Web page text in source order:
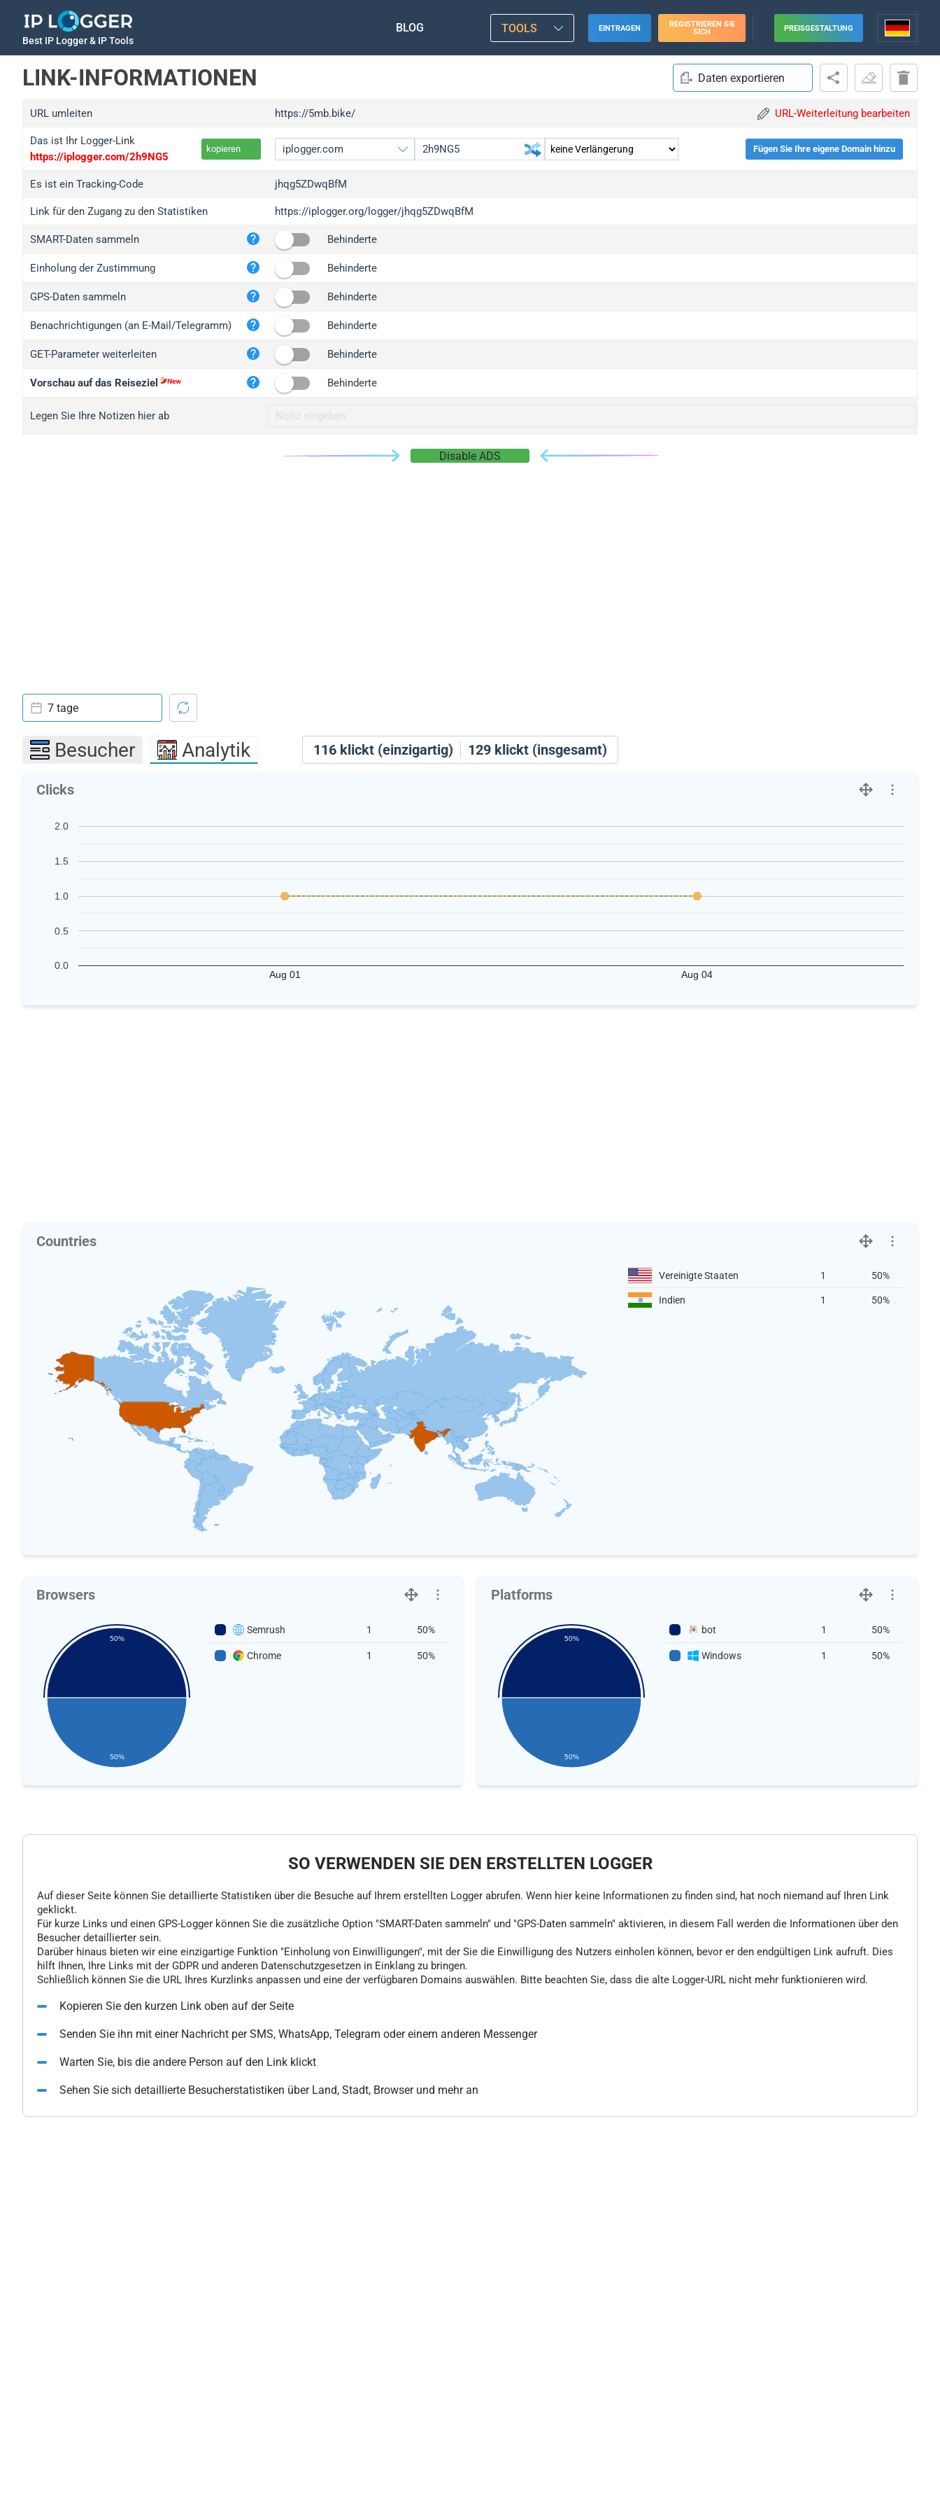
Best IP Logger & IP Tools
BLOG TOOLS EINTRAGEN
REGISTRIEREN SIE
SICH
PREISGESTALTUNG
LINK-INFORMATIONEN Daten exportieren
URL umleiten https://5mb.bike/ URL-Weiterleitung bearbeiten
Das ist Ihr Logger-Link
https://iplogger.com/2h9NG5
kopieren
iplogger.org
wl.gl
ed.tc
iplogger.com
iplogger.co
2no.co
yip.su
iplogger.info
Fügen Sie Ihre eigene Domain hinzu
Es ist ein Tracking-Code jhqg5ZDwqBfM
Link für den Zugang zu den Statistiken https://iplogger.org/logger/jhqg5ZDwqBfM
SMART-Daten sammeln Behinderte
Einholung der Zustimmung Behinderte
GPS-Daten sammeln Behinderte
Benachrichtigungen (an E-Mail/Telegramm) Behinderte
GET-Parameter weiterleiten Behinderte
Vorschau auf das Reiseziel Behinderte
Legen Sie Ihre Notizen hier ab
Disable ADS
116 klickt (einzigartig) 129 klickt (insgesamt)
7 tage
Besucher Analytik
Clicks
Aug 01 Aug 04
0.0
0.5
1.0
1.5
2.0
Countries
Vereinigte Staaten 1 50%
Indien 1 50%
Browsers
50%
50%
Semrush 1 50%
Chrome 1 50%
Platforms
50%
50%
bot 1 50%
Windows 1 50%
SO VERWENDEN SIE DEN ERSTELLTEN LOGGER
Auf dieser Seite können Sie detaillierte Statistiken über die Besuche auf Ihrem erstellten Logger abrufen. Wenn hier keine Informationen zu finden sind, hat noch niemand auf Ihren Link
geklickt.
Für kurze Links und einen GPS-Logger können Sie die zusätzliche Option "SMART-Daten sammeln" und "GPS-Daten sammeln" aktivieren, in diesem Fall werden die Informationen über den
Besucher detaillierter sein.
Darüber hinaus bieten wir eine einzigartige Funktion "Einholung von Einwilligungen", mit der Sie die Einwilligung des Nutzers einholen können, bevor er den endgültigen Link aufruft. Dies
hilft Ihnen, Ihre Links mit der GDPR und anderen Datenschutzgesetzen in Einklang zu bringen.
Schließlich können Sie die URL Ihres Kurzlinks anpassen und eine der verfügbaren Domains auswählen. Bitte beachten Sie, dass die alte Logger-URL nicht mehr funktionieren wird.
Kopieren Sie den kurzen Link oben auf der Seite
Senden Sie ihn mit einer Nachricht per SMS, WhatsApp, Telegram oder einem anderen Messenger
Warten Sie, bis die andere Person auf den Link klickt
Sehen Sie sich detaillierte Besucherstatistiken über Land, Stadt, Browser und mehr an